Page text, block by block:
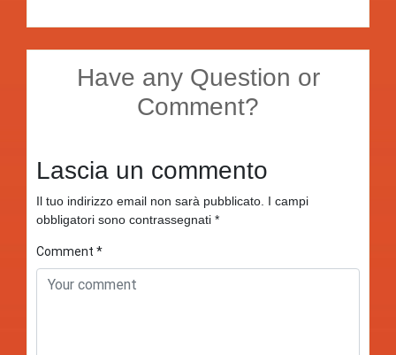
Have any Question or
Comment?
Lascia un commento
Il tuo indirizzo email non sarà pubblicato. I campi
obbligatori sono contrassegnati *
Comment *